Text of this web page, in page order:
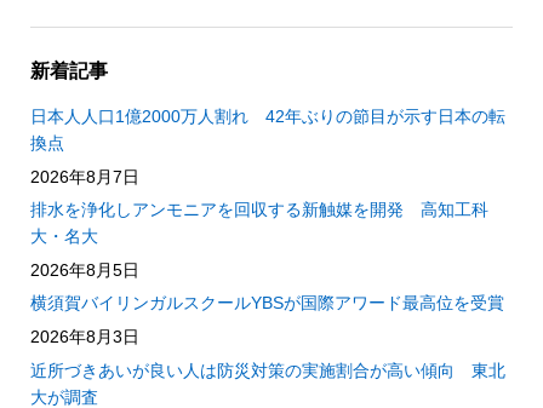
新着記事
日本人人口1億2000万人割れ 42年ぶりの節目が示す日本の転
換点
2026年8月7日
排水を浄化しアンモニアを回収する新触媒を開発 高知工科
大・名大
2026年8月5日
横須賀バイリンガルスクールYBSが国際アワード最高位を受賞
2026年8月3日
近所づきあいが良い人は防災対策の実施割合が高い傾向 東北
大が調査